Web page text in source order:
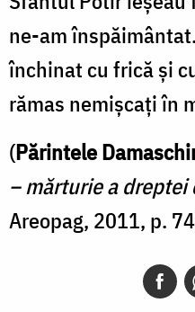
ne-am
închinat cu frică și
rămas nemișcați în
(Părintele
– mărturie a dreptei
Areopag, 2011, p.